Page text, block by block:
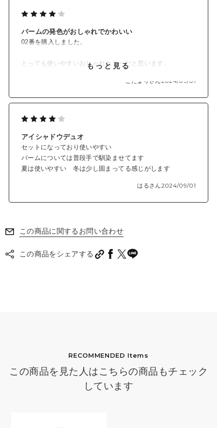
バームの発色がおしゃれでかわいい
02番を購入しました。
とっても使いやすいおしゃれカラーだと思います。
テスターした手を洗ってタオルで拭いても
頬に乗せてもかわいいですが
発色がいいので少量で十分でした。
上瞼にも下瞼につけてもかわいいです！
バームの上からのせたほうが
少し取れやすいかなとおもいますが
細かい繊細なラメで上品な印象ですが
もっと見る
こだまりさん2024/09/01
アイシャドウデュオ
セットになっており使いやすい
バームについては普段手で馴染ませてます
夏は使いやすい 冬は少し固まってる感じがします
はるさん2024/09/01
この商品に関するお問い合わせ
この商品をシェアする
RECOMMENDED Items
この商品を見た人はこちらの商品もチェック
しています